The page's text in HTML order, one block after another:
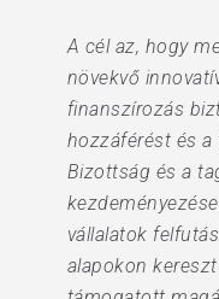
A cél az, hogy
növekvő
finanszírozás
hozzáférést és a
Bizottság és a
vállalatok
alapokon